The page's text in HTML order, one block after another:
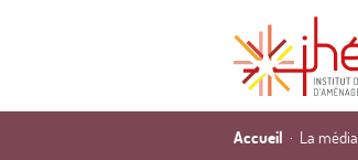
Accueil La